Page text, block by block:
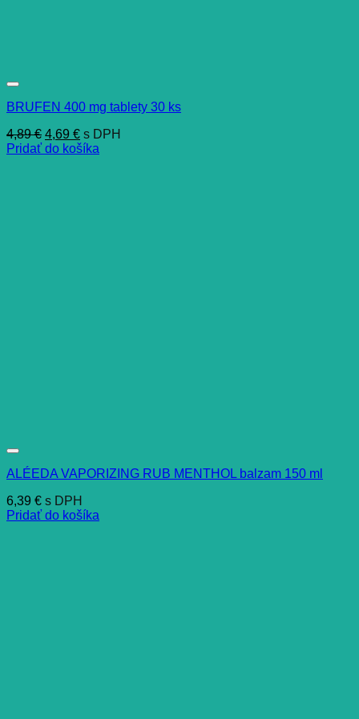
BRUFEN 400 mg tablety 30 ks
4,89€ Pôvodná
cena
4,69 €Aktuálna
cena
s DPH
Pridať do košíka
ALÉEDA VAPORIZING RUB MENTHOL balzam 150 ml
6,39 € s DPH
Pridať do košíka